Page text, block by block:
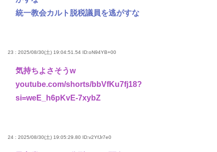
統一教会カルト脱税議員を逃がすな
23 : 2025/08/30(土) 19:04:51.54 ID:oN94YB+00
気持ちよさそうw
youtube.com/shorts/bbVfKu7fj18?
si=weE_h6pKvE-7xybZ
24 : 2025/08/30(土) 19:05:29.80 ID:v2YfJr7e0